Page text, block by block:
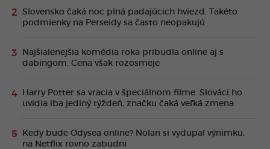
Slovensko čaká noc plná padajúcich hviezd. Takéto
podmienky na Perseidy sa často neopakujú
Najšialenejšia komédia roka pribudla online aj s
dabingom. Cena však rozosmeje
Harry Potter sa vracia v špeciálnom filme. Slováci ho
uvidia iba jediný týždeň, značku čaká veľká zmena
Kedy bude Odysea online? Nolan si vydupal výnimku,
na Netflix rovno zabudni